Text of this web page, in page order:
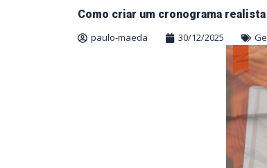
Como criar um cronograma
paulo-maeda 30/12/2025